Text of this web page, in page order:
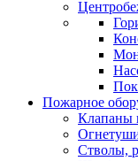
Пожарное
Клапаны
Стволы,